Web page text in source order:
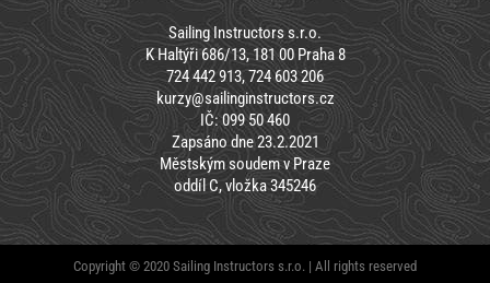
Sailing Instructors s.r.o.
K Haltýři 686/13, 181 00 Praha 8
724 442 913, 724 603 206
kurzy@sailinginstructors.cz
IČ: 099 50 460
Zapsáno dne 23.2.2021
Městským soudem v Praze
oddíl C, vložka 345246
Copyright © 2020 Sailing Instructors s.r.o. | All rights reserved